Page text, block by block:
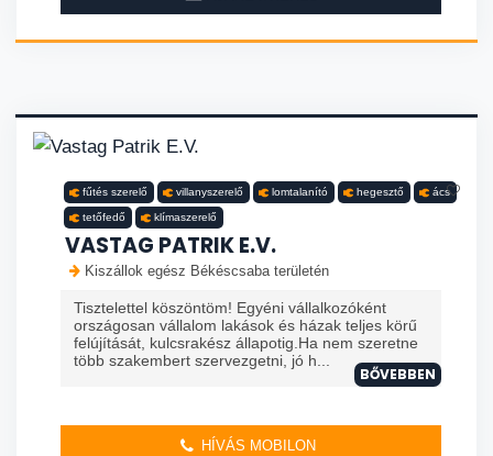
fűtés szerelő villanyszerelő lomtalanító hegesztő ács
tetőfedő klímaszerelő
VASTAG PATRIK E.V.
Kiszállok egész Békéscsaba területén
Tisztelettel köszöntöm! Egyéni vállalkozóként
országosan vállalom lakások és házak teljes körű
felújítását, kulcsrakész állapotig.Ha nem szeretne
több szakembert szervezgetni, jó h...
BŐVEBBEN
HÍVÁS MOBILON